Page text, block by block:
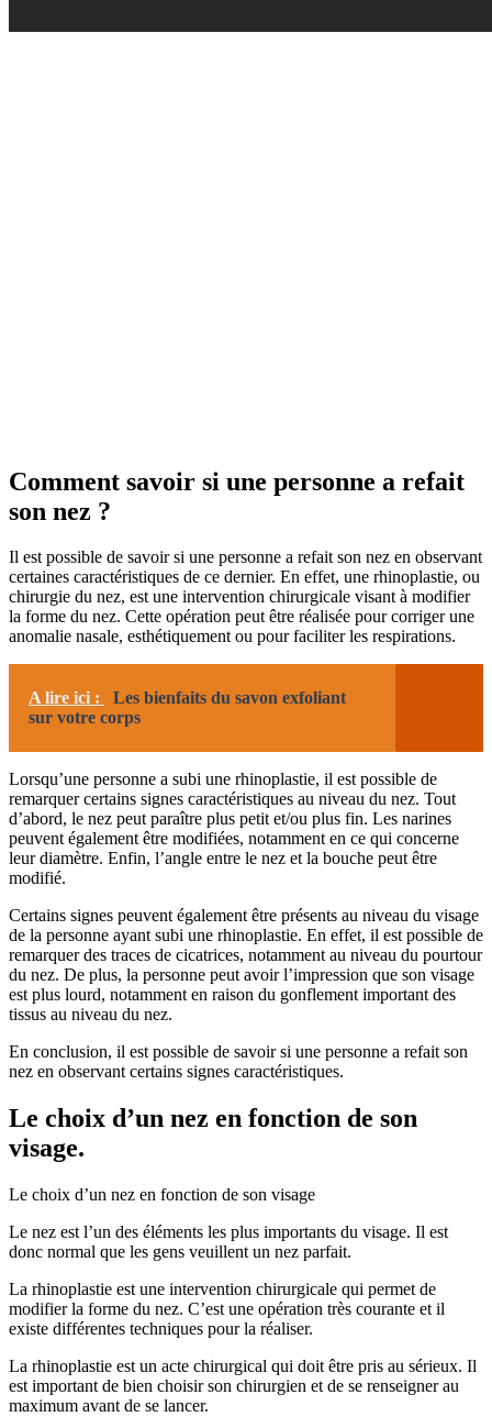
Comment savoir si une personne a refait
son nez ?
Il est possible de savoir si une personne a refait son nez en observant
certaines caractéristiques de ce dernier. En effet, une rhinoplastie, ou
chirurgie du nez, est une intervention chirurgicale visant à modifier
la forme du nez. Cette opération peut être réalisée pour corriger une
anomalie nasale, esthétiquement ou pour faciliter les respirations.
A lire ici :
Les bienfaits du savon exfoliant
sur votre corps
Lorsqu’une personne a subi une rhinoplastie, il est possible de
remarquer certains signes caractéristiques au niveau du nez. Tout
d’abord, le nez peut paraître plus petit et/ou plus fin. Les narines
peuvent également être modifiées, notamment en ce qui concerne
leur diamètre. Enfin, l’angle entre le nez et la bouche peut être
modifié.
Certains signes peuvent également être présents au niveau du visage
de la personne ayant subi une rhinoplastie. En effet, il est possible de
remarquer des traces de cicatrices, notamment au niveau du pourtour
du nez. De plus, la personne peut avoir l’impression que son visage
est plus lourd, notamment en raison du gonflement important des
tissus au niveau du nez.
En conclusion, il est possible de savoir si une personne a refait son
nez en observant certains signes caractéristiques.
Le choix d’un nez en fonction de son
visage.
Le choix d’un nez en fonction de son visage
Le nez est l’un des éléments les plus importants du visage. Il est
donc normal que les gens veuillent un nez parfait.
La rhinoplastie est une intervention chirurgicale qui permet de
modifier la forme du nez. C’est une opération très courante et il
existe différentes techniques pour la réaliser.
La rhinoplastie est un acte chirurgical qui doit être pris au sérieux. Il
est important de bien choisir son chirurgien et de se renseigner au
maximum avant de se lancer.